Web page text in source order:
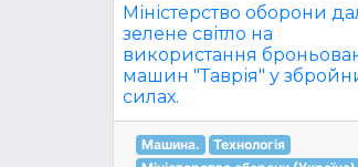
Міністерство оборони
зелене світло на
використання
машин "Таврія" у
силах.
Машина.
Технологія